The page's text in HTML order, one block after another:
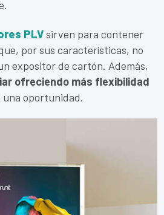
PLVsirven para contener
por sus características, no
expositor de cartón. Además,
ofreciendo más flexibilidad
una oportunidad.